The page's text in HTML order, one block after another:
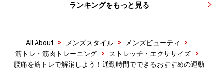
り効果的
ランキングをもっと見る
All About > メンズスタイル > メンズビューティ
>
筋トレ・筋肉トレーニング
> ストレッチ・エクササイズ
>
腰痛を筋トレで解消しよう！通勤時間でできるおすすめの運動